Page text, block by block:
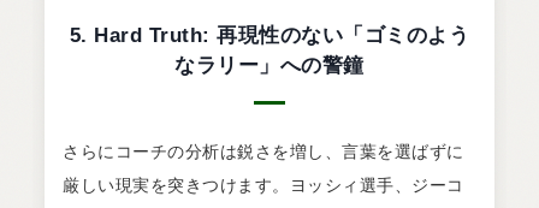
5. Hard Truth: 再現性のない「ゴミのよう
なラリー」への警鐘
さらにコーチの分析は鋭さを増し、言葉を選ばずに
厳しい現実を突きつけます。ヨッシィ選手、ジーコ